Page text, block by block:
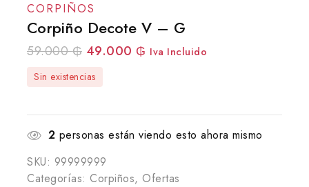
CORPIÑOS
Corpiño Decote V – G
59.000₲ 49.000 ₲ Iva Incluido
Sin existencias
2 personas están viendo esto ahora mismo
SKU: 99999999
Categorías: Corpiños, Ofertas